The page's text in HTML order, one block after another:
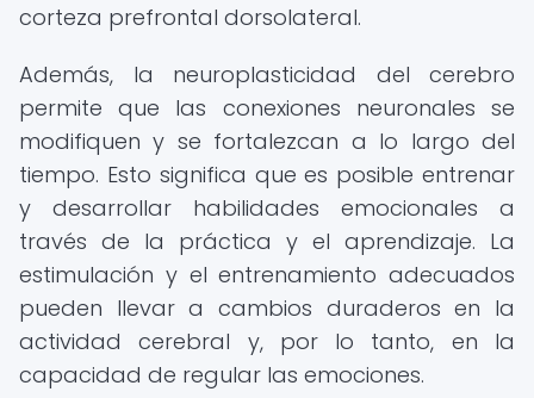
corteza prefrontal dorsolateral.
Además, la neuroplasticidad del cerebro
permite que las conexiones neuronales se
modifiquen y se fortalezcan a lo largo del
tiempo. Esto significa que es posible entrenar
y desarrollar habilidades emocionales a
través de la práctica y el aprendizaje. La
estimulación y el entrenamiento adecuados
pueden llevar a cambios duraderos en la
actividad cerebral y, por lo tanto, en la
capacidad de regular las emociones.